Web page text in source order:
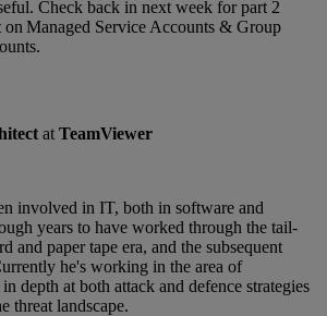
Check back in next week for part 2
Managed Service Accounts & Group
at TeamViewer
involved in IT, both in software and
years to have worked through the tail-
and paper tape era, and the subsequent
he's working in the area of
depth at both attack and defence strategies
threat landscape.